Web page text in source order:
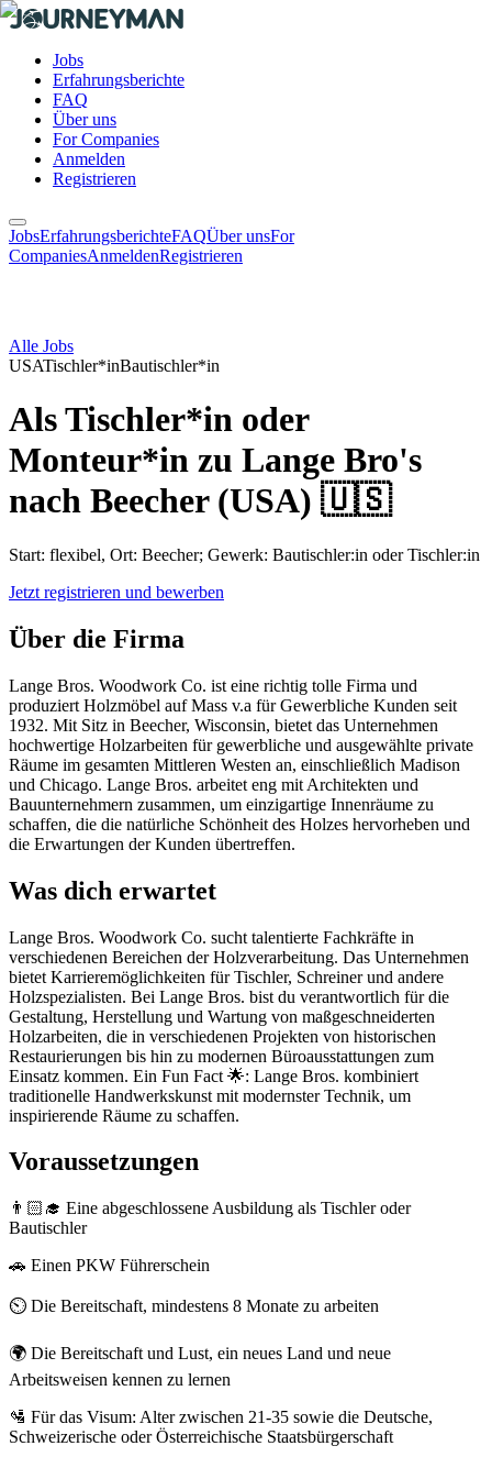
Jobs
Erfahrungsberichte
FAQ
Über uns
For Companies
Anmelden
Registrieren
JobsErfahrungsberichteFAQÜber unsFor
CompaniesAnmeldenRegistrieren
Alle Jobs
USATischler*inBautischler*in
Als Tischler*in oder
Monteur*in zu Lange Bro's
nach Beecher (USA) 🇺🇸
Start: flexibel, Ort: Beecher; Gewerk: Bautischler:in oder Tischler:in
Jetzt registrieren und bewerben
Über die Firma
Lange Bros. Woodwork Co. ist eine richtig tolle Firma und
produziert Holzmöbel auf Mass v.a für Gewerbliche Kunden seit
1932. Mit Sitz in Beecher, Wisconsin, bietet das Unternehmen
hochwertige Holzarbeiten für gewerbliche und ausgewählte private
Räume im gesamten Mittleren Westen an, einschließlich Madison
und Chicago. Lange Bros. arbeitet eng mit Architekten und
Bauunternehmern zusammen, um einzigartige Innenräume zu
schaffen, die die natürliche Schönheit des Holzes hervorheben und
die Erwartungen der Kunden übertreffen.
Was dich erwartet
Lange Bros. Woodwork Co. sucht talentierte Fachkräfte in
verschiedenen Bereichen der Holzverarbeitung. Das Unternehmen
bietet Karrieremöglichkeiten für Tischler, Schreiner und andere
Holzspezialisten. Bei Lange Bros. bist du verantwortlich für die
Gestaltung, Herstellung und Wartung von maßgeschneiderten
Holzarbeiten, die in verschiedenen Projekten von historischen
Restaurierungen bis hin zu modernen Büroausstattungen zum
Einsatz kommen. Ein Fun Fact 🌟: Lange Bros. kombiniert
traditionelle Handwerkskunst mit modernster Technik, um
inspirierende Räume zu schaffen.
Voraussetzungen
👨🏻‍🎓 Eine abgeschlossene Ausbildung als Tischler oder
Bautischler
🚗 Einen PKW Führerschein
⏲️ Die Bereitschaft, mindestens 8 Monate zu arbeiten
🌍 Die Bereitschaft und Lust, ein neues Land und neue
Arbeitsweisen kennen zu lernen
🛂 Für das Visum: Alter zwischen 21-35 sowie die Deutsche,
Schweizerische oder Österreichische Staatsbürgerschaft